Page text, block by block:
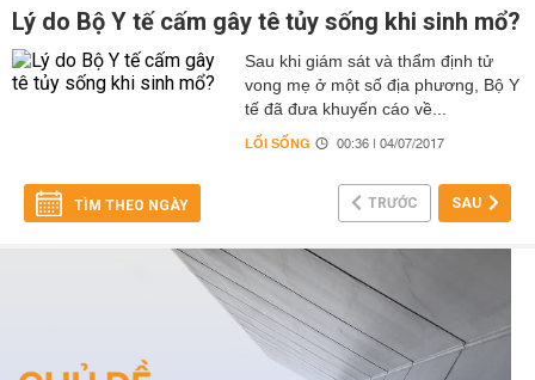
Lý do Bộ Y tế cấm gây tê tủy sống khi sinh mổ?
Sau khi giám sát và thẩm định tử
vong mẹ ở một số địa phương, Bộ Y
tế đã đưa khuyến cáo về...
LỐI SỐNG 00:36 | 04/07/2017
TÌM THEO NGÀY TRƯỚC SAU